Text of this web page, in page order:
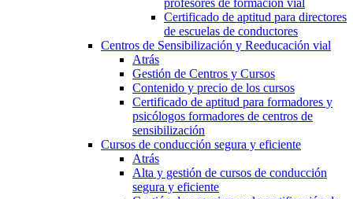
profesores de formación vial
Certificado de aptitud para directores
de escuelas de conductores
Centros de Sensibilización y Reeducación vial
Atrás
Gestión de Centros y Cursos
Contenido y precio de los cursos
Certificado de aptitud para formadores y
psicólogos formadores de centros de
sensibilización
Cursos de conducción segura y eficiente
Atrás
Alta y gestión de cursos de conducción
segura y eficiente